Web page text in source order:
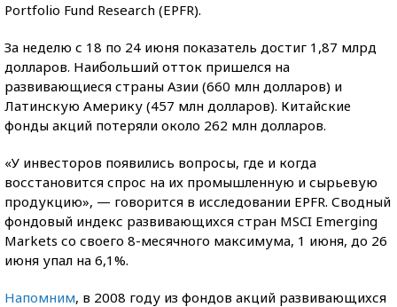
Portfolio Fund Research (EPFR).
За неделю с 18 по 24 июня показатель достиг 1,87 млрд
долларов. Наибольший отток пришелся на
развивающиеся страны Азии (660 млн долларов) и
Латинскую Америку (457 млн долларов). Китайские
фонды акций потеряли около 262 млн долларов.
«У инвесторов появились вопросы, где и когда
восстановится спрос на их промышленную и сырьевую
продукцию», — говорится в исследовании EPFR. Сводный
фондовый индекс развивающихся стран MSCI Emerging
Markets со своего 8-месячного максимума, 1 июня, до 26
июня упал на 6,1%.
Напомним, в 2008 году из фондов акций развивающихся